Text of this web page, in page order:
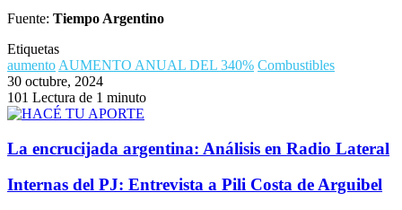
Fuente: Tiempo Argentino
Etiquetas
aumento AUMENTO ANUAL DEL 340% Combustibles
30 octubre, 2024
101 Lectura de 1 minuto
La encrucijada argentina: Análisis en Radio Lateral
Internas del PJ: Entrevista a Pili Costa de Arguibel